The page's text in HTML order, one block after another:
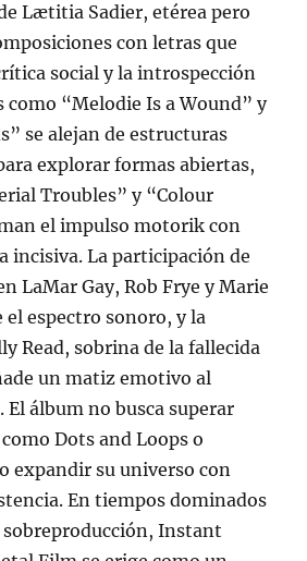
Lætitia Sadier, etérea pero
con letras que
social y la introspección
como “Melodie Is a Wound” y
se alejan de estructuras
explorar formas abiertas,
Troubles” y “Colour
el impulso motorik con
incisiva. La participación de
LaMar Gay, Rob Frye y Marie
espectro sonoro, y la
Read, sobrina de la fallecida
un matiz emotivo al
El álbum no busca superar
Dots and Loops o
expandir su universo con
En tiempos dominados
Instant